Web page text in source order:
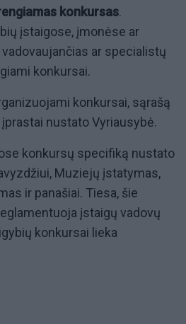
konkursas.
įstaigose, įmonėse ar
ar specialistų
konkursai.
konkursai, sąrašą
nustato Vyriausybė.
konkursų specifiką nustato
Muziejų įstatymas,
ir panašiai. Tiesa, šie
įstaigų vadovų
konkursai lieka